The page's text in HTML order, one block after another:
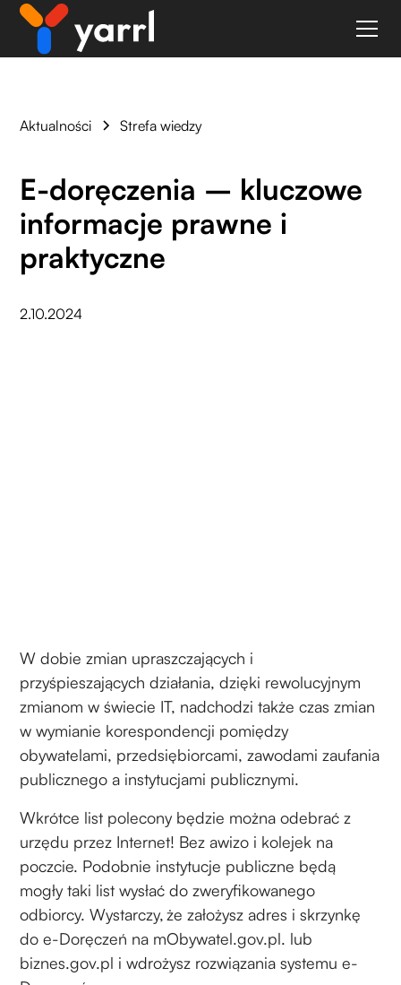
Aktualności Strefa wiedzy
E-doręczenia – kluczowe
informacje prawne i
praktyczne
2.10.2024
W dobie zmian upraszczających i
przyśpieszających działania, dzięki rewolucyjnym
zmianom w świecie IT, nadchodzi także czas zmian
w wymianie korespondencji pomiędzy
obywatelami, przedsiębiorcami, zawodami zaufania
publicznego a instytucjami publicznymi.
Wkrótce list polecony będzie można odebrać z
urzędu przez Internet! Bez awizo i kolejek na
poczcie. Podobnie instytucje publiczne będą
mogły taki list wysłać do zweryfikowanego
odbiorcy. Wystarczy, że założysz adres i skrzynkę
do e-Doręczeń na mObywatel.gov.pl. lub
biznes.gov.pl i wdrożysz rozwiązania systemu e-